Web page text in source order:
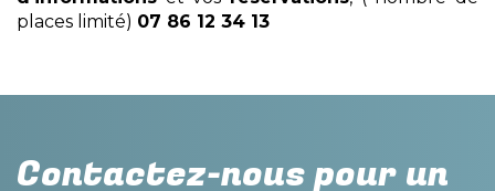
places limité) 07 86 12 34 13
Contactez-nous pour un